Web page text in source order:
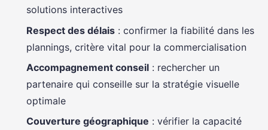
solutions interactives
Respect des délais : confirmer la fiabilité dans les
plannings, critère vital pour la commercialisation
Accompagnement conseil : rechercher un
partenaire qui conseille sur la stratégie visuelle
optimale
Couverture géographique : vérifier la capacité